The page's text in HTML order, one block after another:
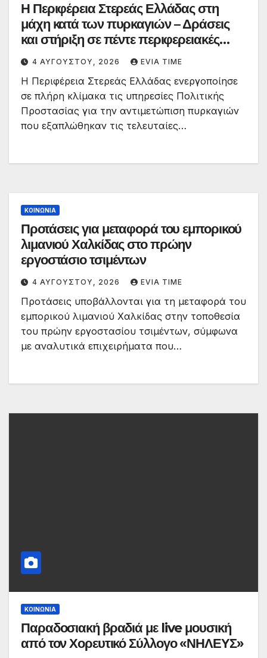
Η Περιφέρεια Στερεάς Ελλάδας στη
μάχη κατά των πυρκαγιών – Δράσεις
και στήριξη σε πέντε περιφερειακές
ενότητες
4 ΑΥΓΟΎΣΤΟΥ, 2026 EVIA TIME
Η Περιφέρεια Στερεάς Ελλάδας ενεργοποίησε
σε πλήρη κλίμακα τις υπηρεσίες Πολιτικής
Προστασίας για την αντιμετώπιση πυρκαγιών
που εξαπλώθηκαν τις τελευταίες…
ΚΟΙΝΩΝΙΑ
Προτάσεις για μεταφορά του εμπορικού
λιμανιού Χαλκίδας στο πρώην
εργοστάσιο τσιμέντων
4 ΑΥΓΟΎΣΤΟΥ, 2026 EVIA TIME
Προτάσεις υποβάλλονται για τη μεταφορά του
εμπορικού λιμανιού Χαλκίδας στην τοποθεσία
του πρώην εργοστασίου τσιμέντων, σύμφωνα
με αναλυτικά επιχειρήματα που…
ΚΟΙΝΩΝΙΑ
Παραδοσιακή βραδιά με live μουσική
από τον Χορευτικό Σύλλογο «ΝΗΛΕΥΣ»